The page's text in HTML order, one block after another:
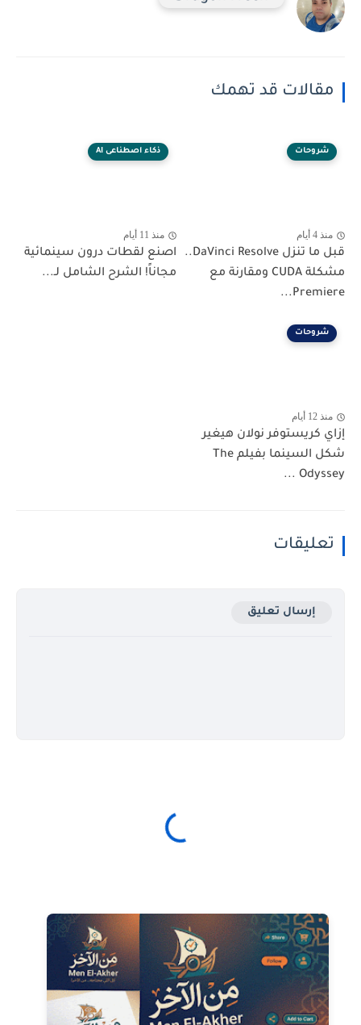
مقالات قد تهمك
شروحات
منذ 4 أيام
قبل ما تنزل DaVinci Resolve..
مشكلة CUDA ومقارنة مع
Premiere...
ذكاء اصطناعى AI
منذ 11 أيام
اصنع لقطات درون سينمائية
مجاناً! الشرح الشامل لـ...
شروحات
منذ 12 أيام
إزاي كريستوفر نولان هيغير
شكل السينما بفيلم The
Odyssey ...
تعليقات
إرسال تعليق